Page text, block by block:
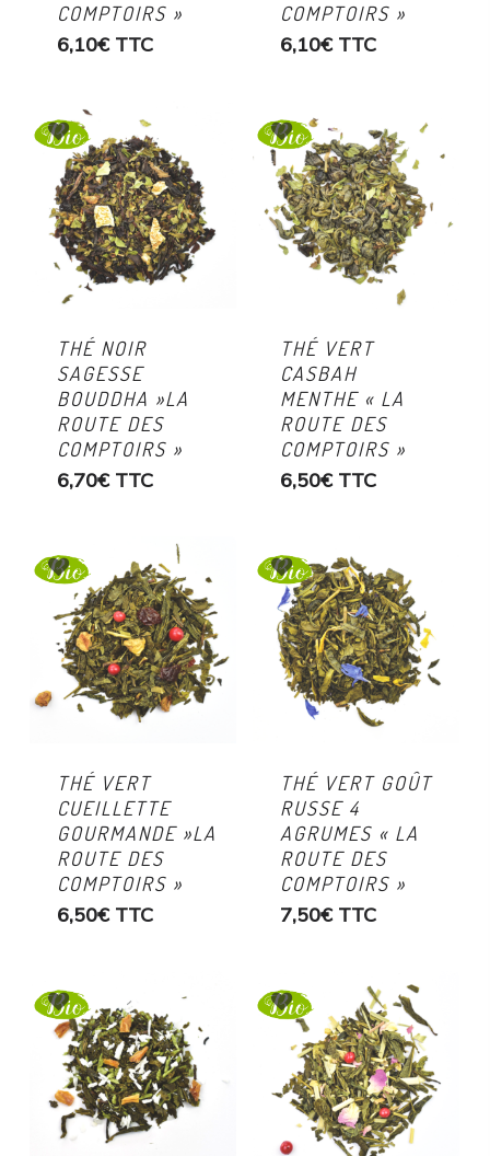
COMPTOIRS »
6,10€ TTC
COMPTOIRS »
6,10€ TTC
THÉ NOIR
SAGESSE
BOUDDHA »LA
ROUTE DES
COMPTOIRS »
6,70€ TTC
THÉ VERT
CASBAH
MENTHE « LA
ROUTE DES
COMPTOIRS »
6,50€ TTC
THÉ VERT
CUEILLETTE
GOURMANDE »LA
ROUTE DES
COMPTOIRS »
6,50€ TTC
THÉ VERT GOÛT
RUSSE 4
AGRUMES « LA
ROUTE DES
COMPTOIRS »
7,50€ TTC